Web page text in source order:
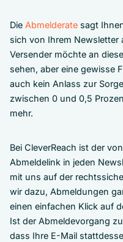
Die Abmelderate sagt
sich von Ihrem Newsletter
Versender möchte an
sehen, aber eine gewisse
auch kein Anlass zur
zwischen 0 und 0,5
mehr.
Bei CleverReach ist der
Abmeldelink in jeden
mit uns auf der
wir dazu, Abmeldungen
einen einfachen Klick auf
Ist der Abmeldevorgang
dass Ihre E-Mail